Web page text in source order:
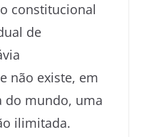
constitucional
de
não existe, em
do mundo, uma
ilimitada.